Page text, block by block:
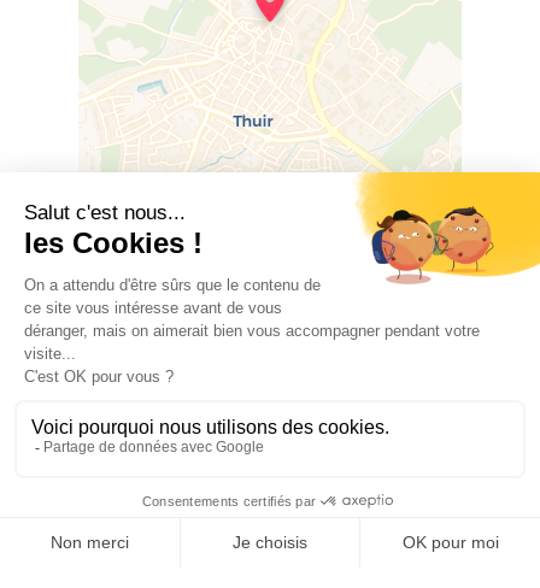
©OSM CARTO
2, boulevard Violet, 66300 THUIR